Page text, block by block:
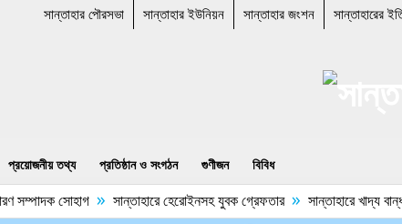
সান্তাহার পৌরসভা সান্তাহার ইউনিয়ন সান্তাহার জংশন সান্তাহারের
প্রয়োজনীয় তথ্য প্রতিষ্ঠান ও সংগঠন গুণীজন বিবিধ
সম্পাদক সোহাগ » সান্তাহারে হেরোইনসহ যুবক গ্রেফতার » সান্তাহারে খাদ্য